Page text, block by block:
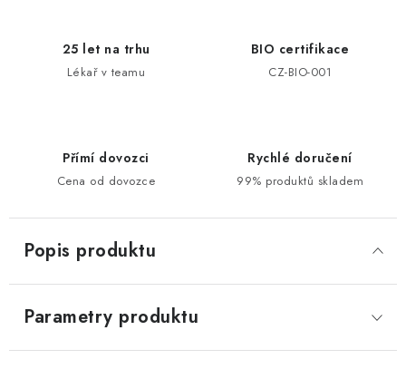
25 let na trhu
Lékař v teamu
BIO certifikace
CZ-BIO-001
Přímí dovozci
Cena od dovozce
Rychlé doručení
99% produktů skladem
Popis produktu
Parametry produktu